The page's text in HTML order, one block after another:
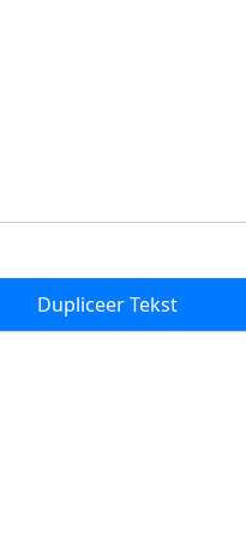
Dupliceer Tekst